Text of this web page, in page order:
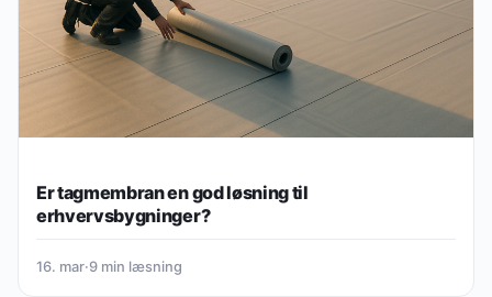
Er tagmembran en god løsning til
erhvervsbygninger?
16. mar·9 min læsning